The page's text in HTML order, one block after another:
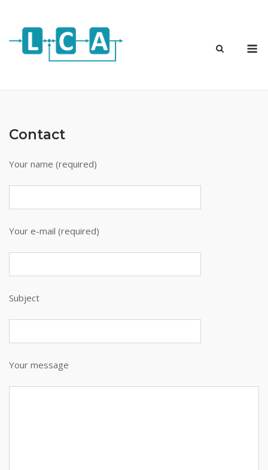
content
Contact
Your name (required)
Your e-mail (required)
Subject
Your message